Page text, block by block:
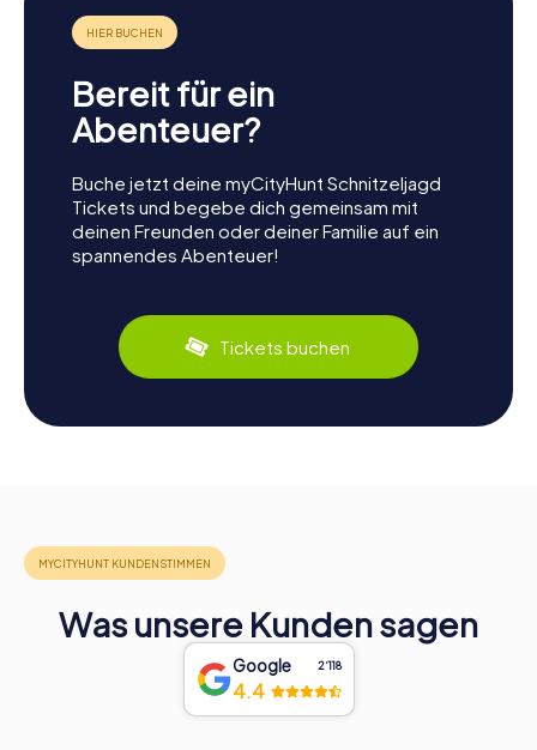
Bereit für ein
Abenteuer?
Buche jetzt deine myCityHunt Schnitzeljagd
Tickets und begebe dich gemeinsam mit
deinen Freunden oder deiner Familie auf ein
spannendes Abenteuer!
Tickets buchen
Was unsere Kunden sagen
Google 2‘118
4.4